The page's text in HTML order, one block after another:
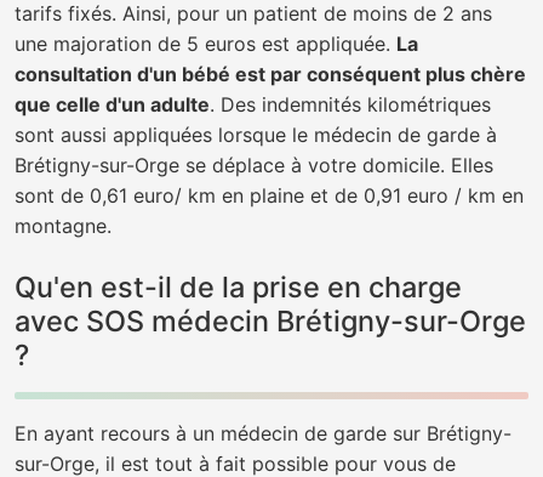
tarifs fixés. Ainsi, pour un patient de moins de 2 ans
une majoration de 5 euros est appliquée. La
consultation d'un bébé est par conséquent plus chère
que celle d'un adulte. Des indemnités kilométriques
sont aussi appliquées lorsque le médecin de garde à
Brétigny-sur-Orge se déplace à votre domicile. Elles
sont de 0,61 euro/ km en plaine et de 0,91 euro / km en
montagne.
Qu'en est-il de la prise en charge
avec SOS médecin Brétigny-sur-Orge
?
En ayant recours à un médecin de garde sur Brétigny-
sur-Orge, il est tout à fait possible pour vous de